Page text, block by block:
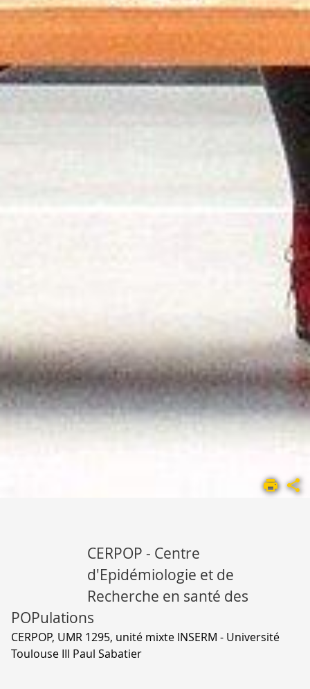
CERPOP - Centre
d'Epidémiologie et de
Recherche en santé des
POPulations
CERPOP, UMR 1295, unité mixte INSERM - Université
Toulouse III Paul Sabatier